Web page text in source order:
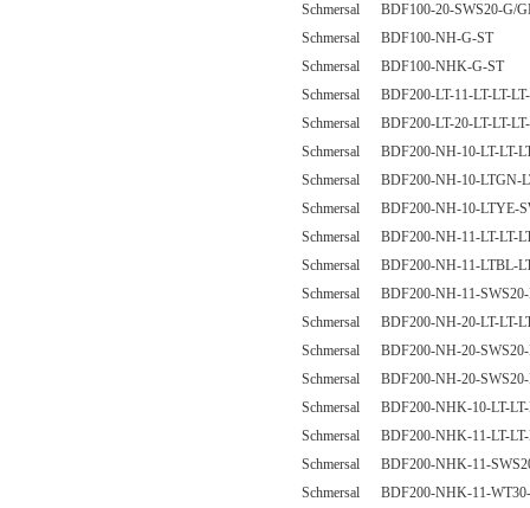
Schmersal BDF100-20-SWS20-G/
Schmersal BDF100-NH-G-ST
Schmersal BDF100-NHK-G-ST
Schmersal BDF200-LT-11-LT-LT-
Schmersal BDF200-LT-20-LT-LT-
Schmersal BDF200-NH-10-LT-LT-
Schmersal BDF200-NH-10-LTGN-
Schmersal BDF200-NH-10-LTYE-
Schmersal BDF200-NH-11-LT-LT-
Schmersal BDF200-NH-11-LTBL-
Schmersal BDF200-NH-11-SWS20-
Schmersal BDF200-NH-20-LT-LT-
Schmersal BDF200-NH-20-SWS20-
Schmersal BDF200-NH-20-
Schmersal BDF200-NHK-10-LT-LT-
Schmersal BDF200-NHK-11-LT-LT-
Schmersal BDF200-NHK-11-
Schmersal BDF200-NHK-11-